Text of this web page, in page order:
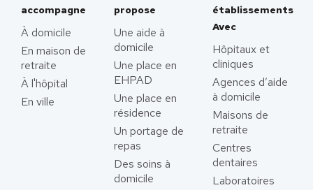
accompagne
À domicile
En maison de
retraite
À l'hôpital
En ville
propose
Une aide à
domicile
Une place en
EHPAD
Une place en
résidence
Un portage de
repas
Des soins à
domicile
établissements
Avec
Hôpitaux et
cliniques
Agences d’aide
à domicile
Maisons de
retraite
Centres
dentaires
Laboratoires